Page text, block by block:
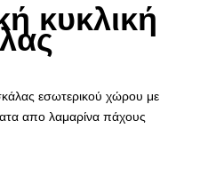
κυκλική
εσωτερικού χώρου με
απο λαμαρίνα πάχους